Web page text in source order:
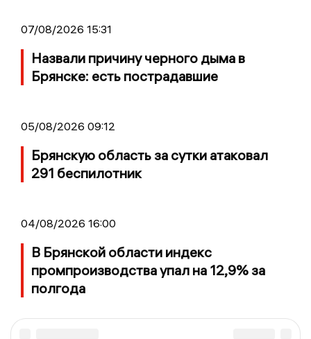
07/08/2026 15:31
Назвали причину черного дыма в
Брянске: есть пострадавшие
05/08/2026 09:12
Брянскую область за сутки атаковал
291 беспилотник
04/08/2026 16:00
В Брянской области индекс
промпроизводства упал на 12,9% за
полгода